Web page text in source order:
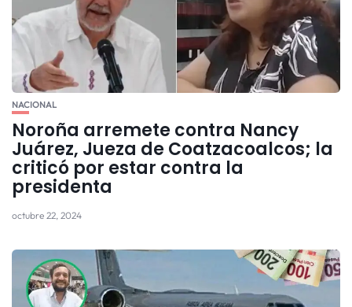
NACIONAL
Noroña arremete contra Nancy
Juárez, Jueza de Coatzacoalcos; la
criticó por estar contra la
presidenta
octubre 22, 2024